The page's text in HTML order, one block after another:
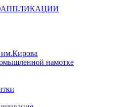
намотке